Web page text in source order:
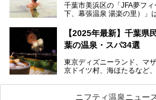
ださい。
提供元：花王株式会社【PR
この記事は花王株式会社商
千葉市美浜区の「JFA夢フ
下、幕張温泉 湯楽の里）」
設備も天然温泉の露天風呂
炭酸泉、海の見えるお休み
で、年代を問わずたっぷり
今回は人気のこの施設の中
ポイントについて厳選して
【2025年最新】千葉県
葉の温泉・スパ34選
東京ディズニーランド、マ
京ドイツ村、海ほたるなど
県で生まれ、千葉県で育ち
がお勧めする、一度は入る
ニフティ温泉ニュー